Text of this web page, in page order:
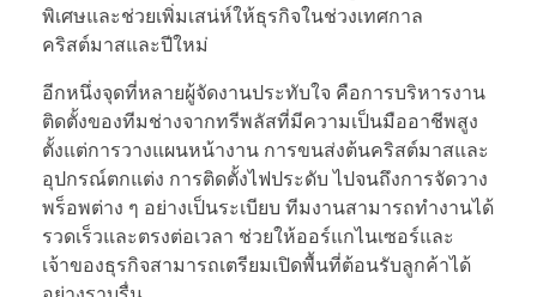
พิเศษและช่วยเพิ่มเสน่ห์ให้ธุรกิจในช่วงเทศกาล
คริสต์มาสและปีใหม่
อีกหนึ่งจุดที่หลายผู้จัดงานประทับใจ คือการบริหารงาน
ติดตั้งของทีมช่างจากทรีพลัสที่มีความเป็นมืออาชีพสูง
ตั้งแต่การวางแผนหน้างาน การขนส่งต้นคริสต์มาสและ
อุปกรณ์ตกแต่ง การติดตั้งไฟประดับ ไปจนถึงการจัดวาง
พร็อพต่าง ๆ อย่างเป็นระเบียบ ทีมงานสามารถทำงานได้
รวดเร็วและตรงต่อเวลา ช่วยให้ออร์แกไนเซอร์และ
เจ้าของธุรกิจสามารถเตรียมเปิดพื้นที่ต้อนรับลูกค้าได้